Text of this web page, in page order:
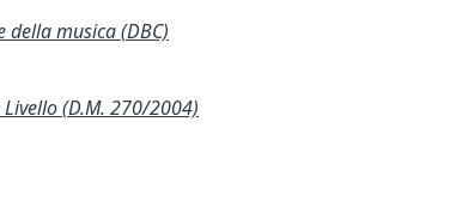
musica (DBC)
Livello (D.M. 270/2004)